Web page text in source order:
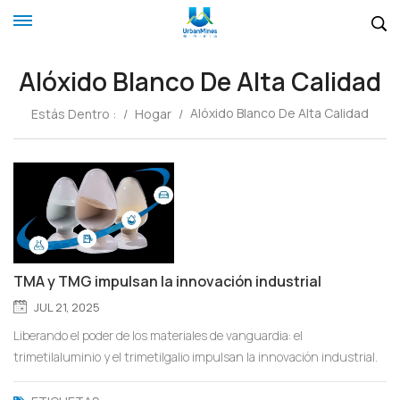
Alóxido Blanco De Alta Calidad
Estás Dentro : / Hogar / Alóxido Blanco De Alta Calidad
TMA y TMG impulsan la innovación industrial
JUL 21, 2025
Liberando el poder de los materiales de vanguardia: el
trimetilaluminio y el trimetilgalio impulsan la innovación industrial.
En el rápido desarrollo de las industrias globales de manufactura y